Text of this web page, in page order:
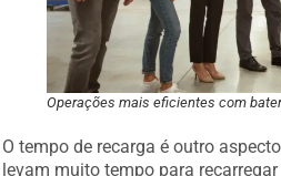
Operações mais eficientes com
O tempo de recarga é outro
levam muito tempo para